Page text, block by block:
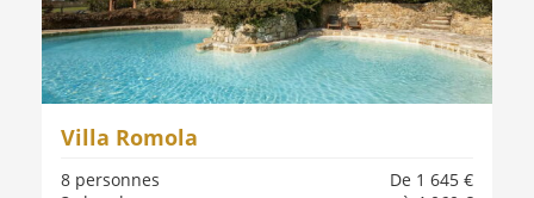
Villa Romola
De 1 645 €
8 personnes